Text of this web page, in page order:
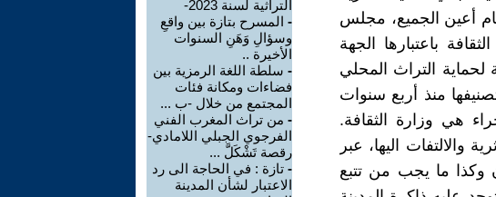
أعين الجميع، مجلس
باعتبارها الجهة
لحماية التراث المحلي
تصنيفها منذ أربع سنوات
هي وزارة الثقافة.
والالتفات اليها، عبر
وكذا ما يجب من تتبع
التراثية لسنة 2023-
- المسرح بتازة بين واقعِ
وسؤالِ وَهَنِ السنوات
الأخيرة ..
- سلطة اللغة الرمزية بين
فضاءات ومكانة فئات
المجتمع من خلال -ب ...
- من تراث المغرب الفني
الفرجوي الجبلي اللامادي-
رقصة تَشْكَلَّ ...
- تازة : في الحاجة الى رد
الاعتبار لشأن المدينة